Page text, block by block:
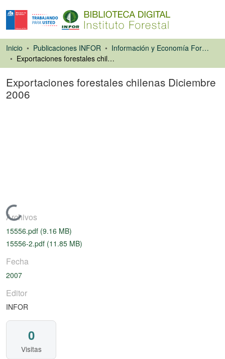
Inicio Publicaciones INFOR
Información y Economía Forestal
Exportaciones forestales chilenas Diciembre 2006
Exportaciones forestales chilenas Diciembre
2006
Cargando...
Archivos
15556.pdf (9.16 MB)
15556-2.pdf (11.85 MB)
Fecha
2007
Editor
INFOR
0
Visitas